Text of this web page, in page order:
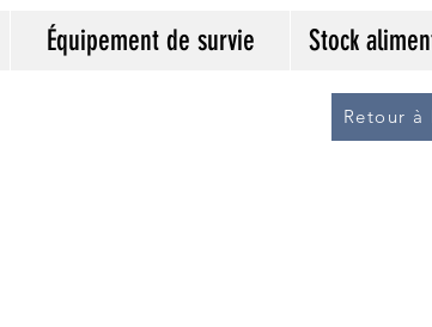
Équipement de survie
Stock
Retour à